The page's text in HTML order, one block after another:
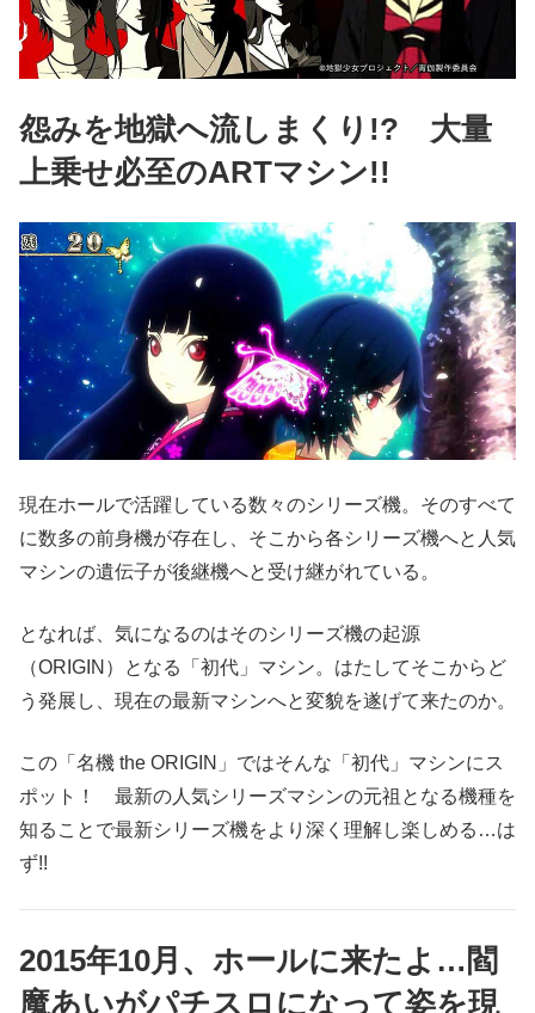
怨みを地獄へ流しまくり!? 大量
上乗せ必至のARTマシン!!
現在ホールで活躍している数々のシリーズ機。そのすべて
に数多の前身機が存在し、そこから各シリーズ機へと人気
マシンの遺伝子が後継機へと受け継がれている。
となれば、気になるのはそのシリーズ機の起源
（ORIGIN）となる「初代」マシン。はたしてそこからど
う発展し、現在の最新マシンへと変貌を遂げて来たのか。
この「名機 the ORIGIN」ではそんな「初代」マシンにス
ポット！ 最新の人気シリーズマシンの元祖となる機種を
知ることで最新シリーズ機をより深く理解し楽しめる…は
ず!!
2015年10月、ホールに来たよ…閻
魔あいがパチスロになって姿を現